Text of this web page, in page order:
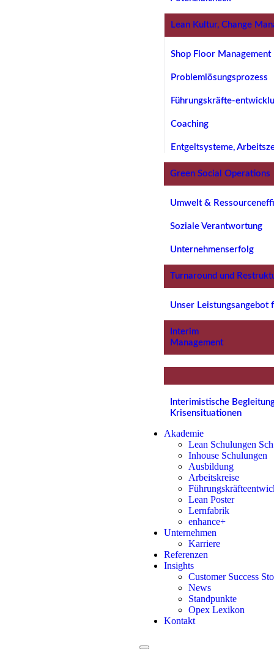
Lean Kultur, Change
Shop Floor Management
Problemlösungsprozess
Führungskräfte-
Coaching
Entgeltsysteme,
Green Social Operations
Umwelt &
Soziale Verantwortung
Unternehmenserfolg
Turnaround und
Unser Leistungsangebot
Interim
Management
Interimistische
Krisensituationen
Akademie
Lean Schulungen
Inhouse Schulungen
Ausbildung
Arbeitskreise
Lean Poster
Lernfabrik
enhance+
Unternehmen
Karriere
Referenzen
Insights
Customer Success
News
Standpunkte
Opex Lexikon
Kontakt